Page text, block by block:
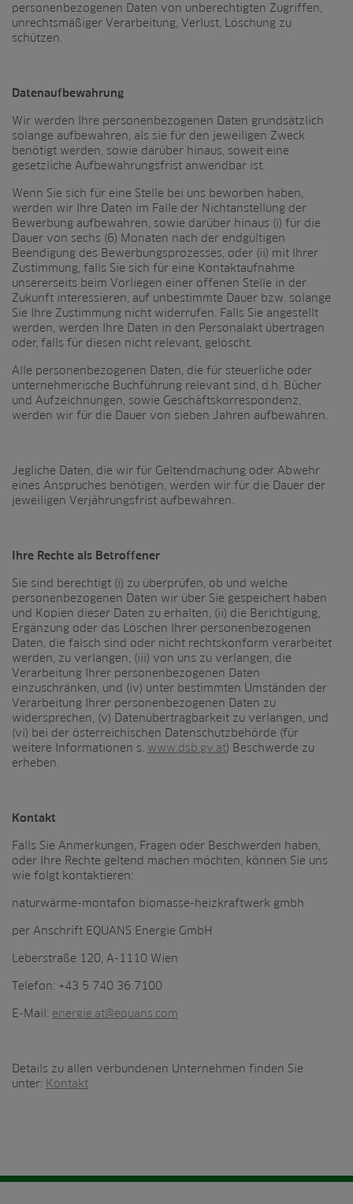
personenbezogenen Daten von unberechtigten Zugriffen,
unrechtsmäßiger Verarbeitung, Verlust, Löschung zu
schützen.
Datenaufbewahrung
Wir werden Ihre personenbezogenen Daten grundsätzlich
solange aufbewahren, als sie für den jeweiligen Zweck
benötigt werden, sowie darüber hinaus, soweit eine
gesetzliche Aufbewahrungsfrist anwendbar ist.
Wenn Sie sich für eine Stelle bei uns beworben haben,
werden wir Ihre Daten im Falle der Nichtanstellung der
Bewerbung aufbewahren, sowie darüber hinaus (i) für die
Dauer von sechs (6) Monaten nach der endgültigen
Beendigung des Bewerbungsprozesses, oder (ii) mit Ihrer
Zustimmung, falls Sie sich für eine Kontaktaufnahme
unsererseits beim Vorliegen einer offenen Stelle in der
Zukunft interessieren, auf unbestimmte Dauer bzw. solange
Sie Ihre Zustimmung nicht widerrufen. Falls Sie angestellt
werden, werden Ihre Daten in den Personalakt übertragen
oder, falls für diesen nicht relevant, gelöscht.
Alle personenbezogenen Daten, die für steuerliche oder
unternehmerische Buchführung relevant sind, d.h. Bücher
und Aufzeichnungen, sowie Geschäftskorrespondenz,
werden wir für die Dauer von sieben Jahren aufbewahren.
Jegliche Daten, die wir für Geltendmachung oder Abwehr
eines Anspruches benötigen, werden wir für die Dauer der
jeweiligen Verjährungsfrist aufbewahren.
Ihre Rechte als Betroffener
Sie sind berechtigt (i) zu überprüfen, ob und welche
personenbezogenen Daten wir über Sie gespeichert haben
und Kopien dieser Daten zu erhalten, (ii) die Berichtigung,
Ergänzung oder das Löschen Ihrer personenbezogenen
Daten, die falsch sind oder nicht rechtskonform verarbeitet
werden, zu verlangen, (iii) von uns zu verlangen, die
Verarbeitung Ihrer personenbezogenen Daten
einzuschränken, und (iv) unter bestimmten Umständen der
Verarbeitung Ihrer personenbezogenen Daten zu
widersprechen, (v) Datenübertragbarkeit zu verlangen, und
(vi) bei der österreichischen Datenschutzbehörde (für
weitere Informationen s. www.dsb.gv.at) Beschwerde zu
erheben.
Kontakt
Falls Sie Anmerkungen, Fragen oder Beschwerden haben,
oder Ihre Rechte geltend machen möchten, können Sie uns
wie folgt kontaktieren:
naturwärme-montafon biomasse-heizkraftwerk gmbh
per Anschrift EQUANS Energie GmbH
Leberstraße 120, A-1110 Wien
Telefon: +43 5 740 36 7100
E-Mail: energie.at@equans.com
Details zu allen verbundenen Unternehmen finden Sie
unter: Kontakt